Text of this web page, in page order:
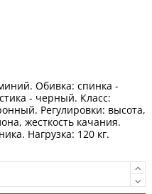
Обивка: спинка -
- черный. Класс:
Регулировки: высота,
жесткость качания.
Нагрузка: 120 кг.